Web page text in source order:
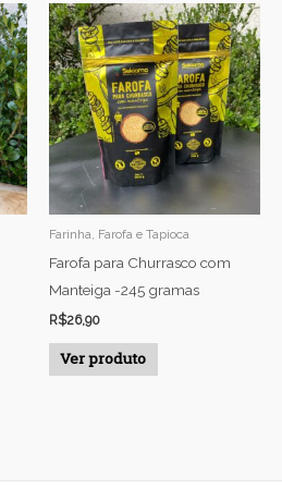
Farinha, Farofa e Tapioca
Farofa para Churrasco com
Manteiga -245 gramas
R$26,90
Ver produto